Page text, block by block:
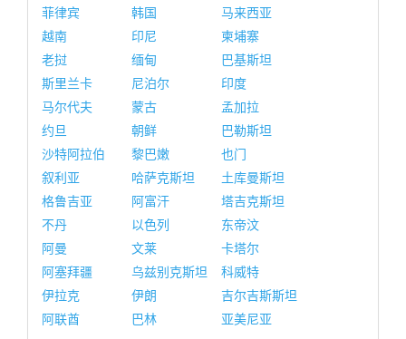
菲律宾
韩国
马来西亚
越南
印尼
柬埔寨
老挝
缅甸
巴基斯坦
斯里兰卡
尼泊尔
印度
马尔代夫
蒙古
孟加拉
约旦
朝鲜
巴勒斯坦
沙特阿拉伯
黎巴嫩
也门
叙利亚
哈萨克斯坦
土库曼斯坦
格鲁吉亚
阿富汗
塔吉克斯坦
不丹
以色列
东帝汶
阿曼
文莱
卡塔尔
阿塞拜疆
乌兹别克斯坦
科威特
伊拉克
伊朗
吉尔吉斯斯坦
阿联酋
巴林 亚美尼亚